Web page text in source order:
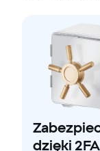
dzięki 2FA